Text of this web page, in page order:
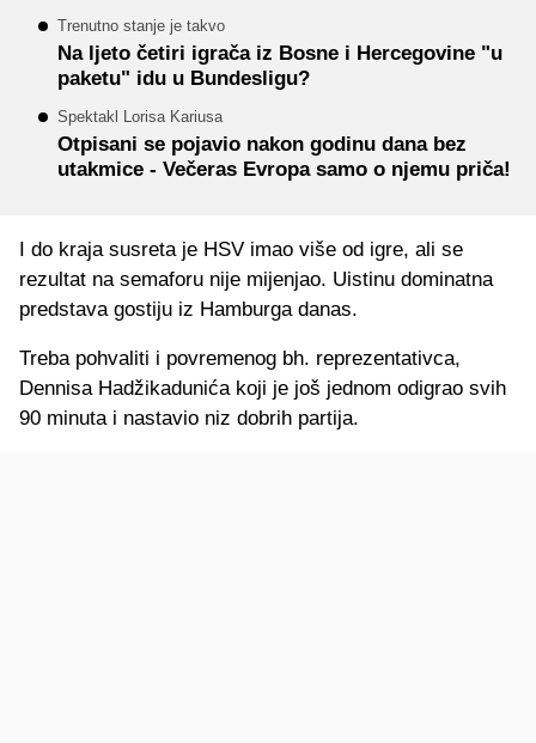
Trenutno stanje je takvo
Na ljeto četiri igrača iz Bosne i Hercegovine "u
paketu" idu u Bundesligu?
Spektakl Lorisa Kariusa
Otpisani se pojavio nakon godinu dana bez
utakmice - Večeras Evropa samo o njemu priča!
I do kraja susreta je HSV imao više od igre, ali se
rezultat na semaforu nije mijenjao. Uistinu dominatna
predstava gostiju iz Hamburga danas.
Treba pohvaliti i povremenog bh. reprezentativca,
Dennisa Hadžikadunića koji je još jednom odigrao svih
90 minuta i nastavio niz dobrih partija.